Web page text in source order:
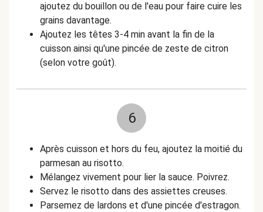
ajoutez du bouillon ou de l'eau pour faire cuire les
grains davantage.
Ajoutez les têtes 3-4 min avant la fin de la
cuisson ainsi qu'une pincée de zeste de citron
(selon votre goût).
6
Après cuisson et hors du feu, ajoutez la moitié du
parmesan au risotto.
Mélangez vivement pour lier la sauce. Poivrez.
Servez le risotto dans des assiettes creuses.
Parsemez de lardons et d'une pincée d'estragon.